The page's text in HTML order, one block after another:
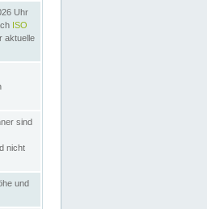
Uhr
ISO
aktuelle
sind
nicht
und